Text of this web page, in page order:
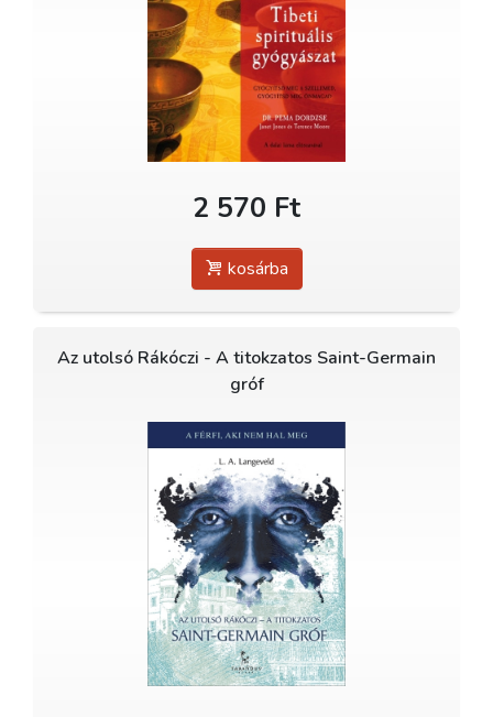
2 570 Ft
kosárba
Az utolsó Rákóczi - A titokzatos Saint-Germain
gróf